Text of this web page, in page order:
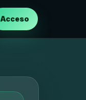
Acceso